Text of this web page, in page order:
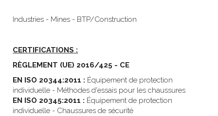
Industries - Mines - BTP/Construction
CERTIFICATIONS :
RÈGLEMENT (UE) 2016/425 - CE
EN ISO 20344:2011 : Équipement de protection
individuelle - Méthodes d'essais pour les chaussures
EN ISO 20345:2011 : Équipement de protection
individuelle - Chaussures de sécurité